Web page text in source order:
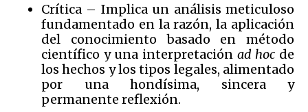
Crítica – Implica un análisis meticuloso
fundamentado en la razón, la aplicación
del conocimiento basado en método
científico y una interpretación ad hoc de
los hechos y los tipos legales, alimentado
por una hondísima, sincera y
permanente reflexión.